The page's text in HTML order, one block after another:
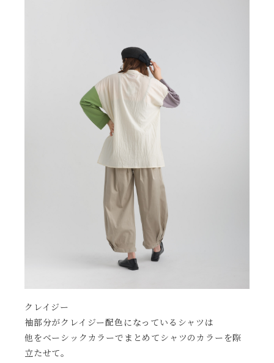
クレイジー
袖部分がクレイジー配色になっているシャツは
他をベーシックカラーでまとめてシャツのカラーを際
立たせて。